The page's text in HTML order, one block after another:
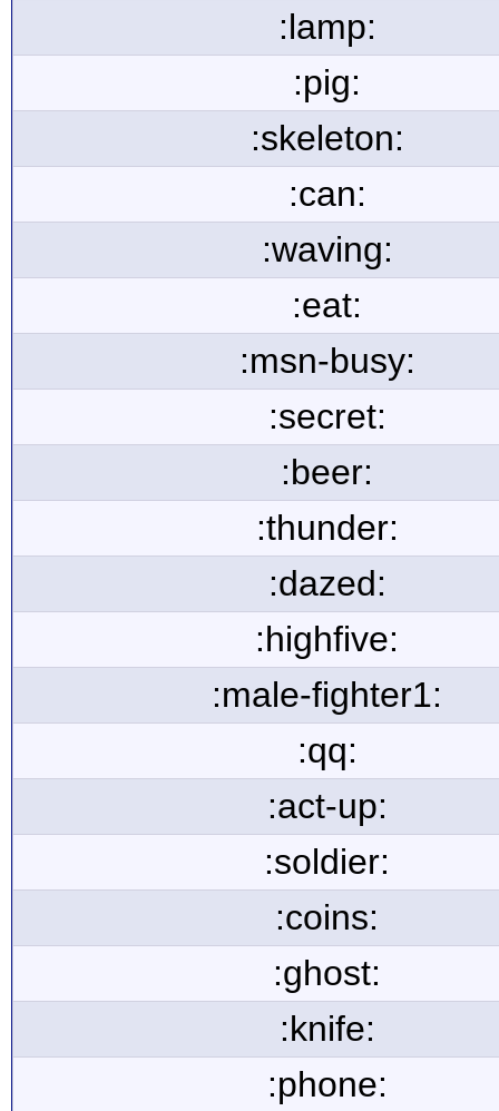
:lamp:
:pig:
:skeleton:
:can:
:waving:
:eat:
:msn-busy:
:secret:
:beer:
:thunder:
:dazed:
:highfive:
:male-fighter1:
:qq:
:act-up:
:soldier:
:coins:
:ghost:
:knife:
:phone: